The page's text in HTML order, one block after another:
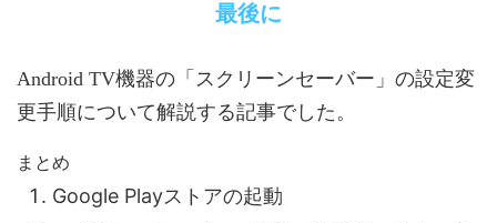
最後に
Android TV機器の「スクリーンセーバー」の設定変
更手順について解説する記事でした。
まとめ
Google Playストアの起動